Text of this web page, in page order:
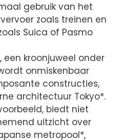
gebruik van het
zoals treinen en
Suica of Pasmo
een kroonjuweel onder
onmiskenbaar
constructies,
architectuur Tokyo*.
biedt niet
uitzicht over
metropool*,